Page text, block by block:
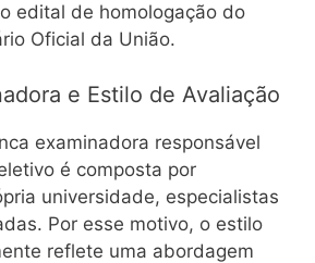
edital de homologação do
Oficial da União.
e Estilo de Avaliação
examinadora responsável
é composta por
universidade, especialistas
Por esse motivo, o estilo
reflete uma abordagem